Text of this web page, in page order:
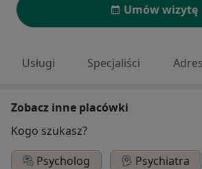
Umów wizytę
Usługi Specjaliści
Zobacz inne placówki
Kogo szukasz?
Psycholog
Psychiatra